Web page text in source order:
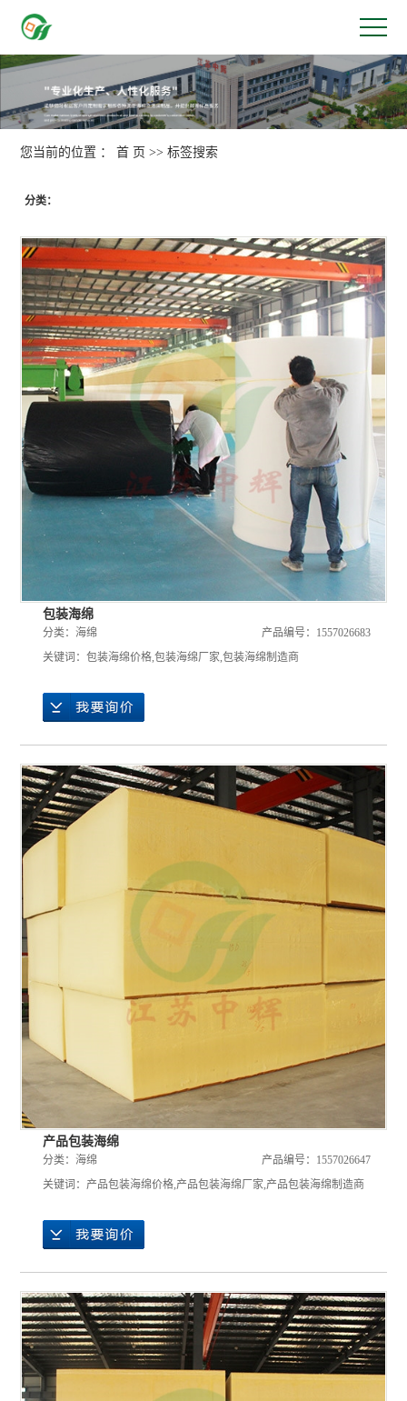
您当前的位置 ：首 页 >> 标签搜索
分类：
包装海绵
分类：海绵
产品编号：1557026683
关键词：包装海绵价格,包装海绵厂家,包装海绵制造商
产品包装海绵
分类：海绵
产品编号：1557026647
关键词： 产品包装海绵价格,产品包装海绵厂家,产品包装海绵制造商